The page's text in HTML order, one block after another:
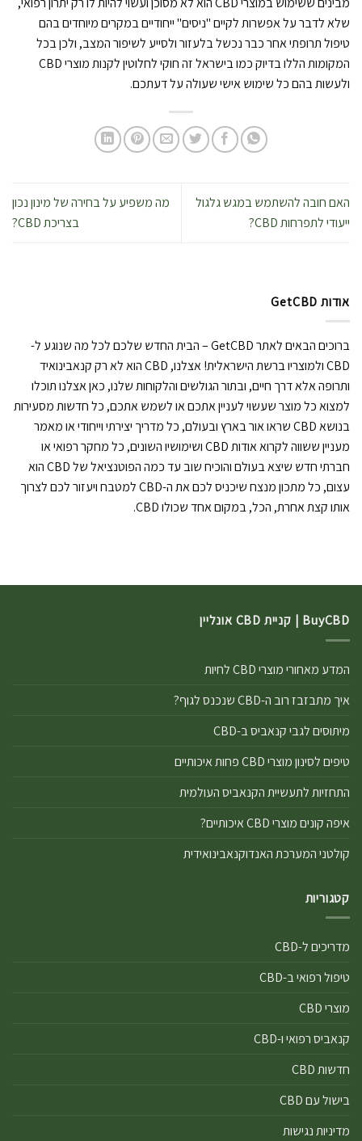
שלא לדבר על אפשרות לקיים "ניסים" ייחודיים במקרים מיוחדים בהם
טיפול תרופתי אחר כבר נכשל בלעזור ולסייע לשיפור המצב, ולכן בכל
המקומות הללו בדיוק כמו בישראל זה חוקי לחלוטין לקנות מוצרי CBD
ולעשות בהם כל שימוש אישי שעולה על דעתכם.
האם חובה להשתמש במגש גלגול
ייעודי לתפרחות CBD?
מה משפיע על בחירה של מינון נכון
בצריכת CBD?
אודות GetCBD
ברוכים הבאים לאתר GetCBD – הבית החדש שלכם לכל מה שנוגע ל-
CBD ולמוצריו ברשת הישראלית! אצלנו, CBD הוא לא רק קנאבינואיד
ותרופה אלא דרך חיים, ובתור הגולשים והלקוחות שלנו, כאן אצלנו תוכלו
למצוא כל מוצר שעשוי לעניין אתכם או לשמש אתכם, כל חדשות מסעירות
בנושא CBD שראו אור בארץ ובעולם, כל מדריך יצירתי וייחודי או מאמר
מעניין ששווה לקרוא אודות CBD ושימושיו השונים, כל מחקר רפואי או
חברתי חדש שיצא בעולם והוכיח שוב עד כמה הפוטנציאל של CBD הוא
עצום, כל מתכון מנצח שיכניס לכם את ה-CBD למטבח ויעזור לכם לצרוך
אותו קצת אחרת, הכל, במקום אחד שכולו CBD.
BuyCBD | קניית CBD אונליין
המדע מאחורי מוצרי CBD לחיות
איך מתבזבז רוב ה-CBD שנכנס לגוף?
מיתוסים לגבי קנאביס ב-CBD
טיפים לסינון מוצרי CBD פחות איכותיים
התחזיות לתעשיית הקנאביס העולמית
איפה קונים מוצרי CBD איכותיים?
קולטני המערכת האנדוקנאבינואידית
קטגוריות
מדריכים ל-CBD
טיפול רפואי ב-CBD
מוצרי CBD
קנאביס רפואי ו-CBD
חדשות CBD
בישול עם CBD
מדיניות נגישות